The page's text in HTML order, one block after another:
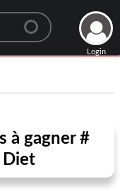
Login
à gagner #
Diet